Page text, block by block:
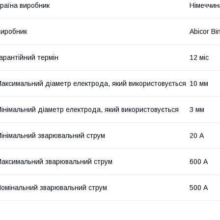
виробник
Abicor
термін 12 міс
діаметр електрода, який використовується 10 мм
діаметр електрода, який використовується 3 мм
зварювальний струм 20 А
зварювальний струм 600 А
зварювальний струм 500 А